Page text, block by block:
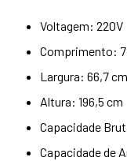
Voltagem: 220V
Comprimento:
Largura: 66,7 cm
Altura: 196,5 cm
Capacidade
Capacidade de